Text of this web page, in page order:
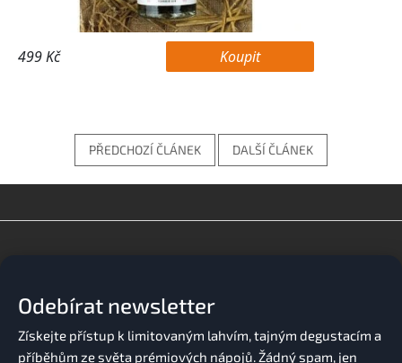
PŘEDCHOZÍ ČLÁNEK DALŠÍ ČLÁNEK
Odebírat newsletter